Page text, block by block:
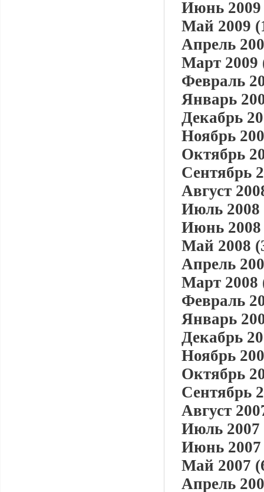
Июнь 2009
Май 2009
Апрель
Март 2009
Февраль
Январь
Декабрь
Ноябрь
Октябрь
Сентябрь
Август
Июль 2008
Июнь 2008
Май 2008
Апрель
Март 2008
Февраль
Январь
Декабрь
Ноябрь
Октябрь
Сентябрь
Август
Июль 2007
Июнь 2007
Май 2007
Апрель